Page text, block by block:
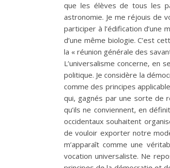
que les élèves de tous les
astronomie. Je me réjouis de
participer à l’édification d’une
d’une même biologie. C’est
la « réunion générale des
L’universalisme concerne, en
politique. Je considère la
comme des principes
qui, gagnés par une sorte de
qu’ils ne conviennent, en
occidentaux souhaitent
de vouloir exporter notre
m’apparaît comme une
vocation universaliste. Ne